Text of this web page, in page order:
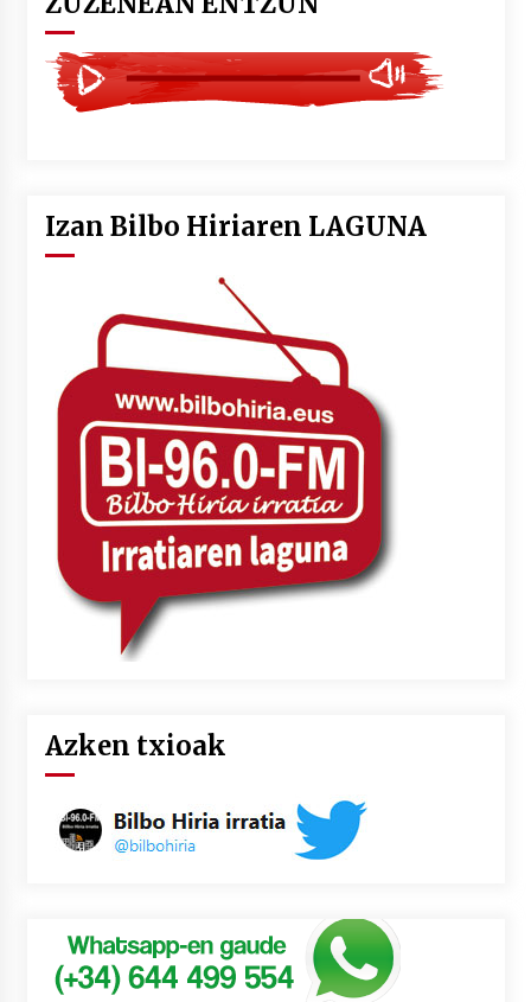
Izan Bilbo Hiriaren LAGUNA
Azken txioak